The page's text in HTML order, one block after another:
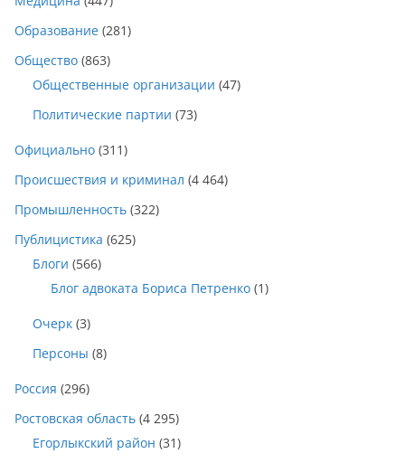
Образование (281)
Общество (863)
Общественные организации (47)
Политические партии (73)
Официально (311)
Происшествия и криминал (4 464)
Промышленность (322)
Публицистика (625)
Блоги (566)
Блог адвоката Бориса Петренко (1)
Очерк (3)
Персоны (8)
Россия (296)
Ростовская область (4 295)
Егорлыкский район (31)